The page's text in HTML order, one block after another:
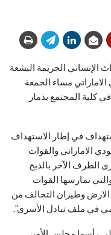
الإنساني الجريمة البشعة
مساء الجمعة
كلية المجتمع بذمار
في إطار الاستهداف
الاماراتي والقوات
الطرف الآخر بالذبح
تمارسها القوات
الارض وطيران التحالف من
في ملف تبادل الأسرى”.